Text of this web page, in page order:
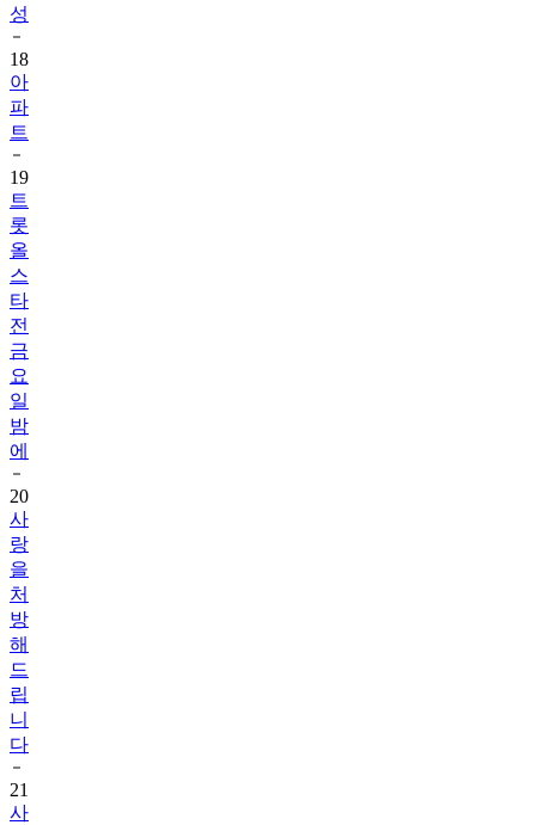
성
18
아
파
트
19
트
롯
올
스
타
전
금
요
일
밤
에
20
사
랑
을
처
방
해
드
립
니
다
21
사